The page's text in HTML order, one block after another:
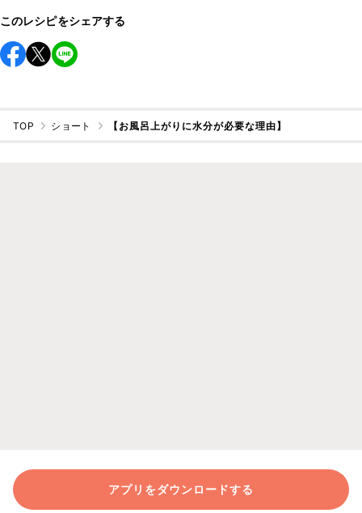
このレシピをシェアする
TOP ショート 【お風呂上がりに水分が必要な理由】
アプリをダウンロードする